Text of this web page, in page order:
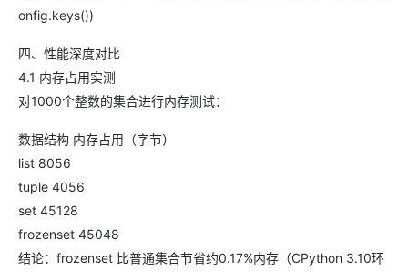
onfig.keys())
四、性能深度对比
4.1 内存占用实测
对1000个整数的集合进行内存测试：
数据结构 内存占用（字节）
list 8056
tuple 4056
set 45128
frozenset 45048
结论：frozenset 比普通集合节省约0.17%内存（CPython 3.10环